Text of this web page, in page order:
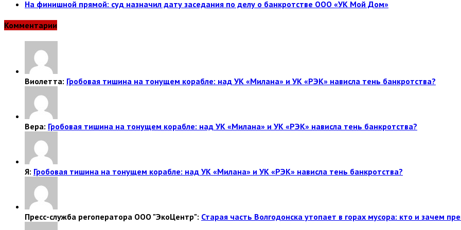
На финишной прямой: суд назначил дату заседания по делу о банкротстве ООО «УК Мой Дом»
Комментарии
Виолетта: Гробовая тишина на тонущем корабле: над УК «Милана» и УК «РЭК» нависла тень банкротства?
Вера: Гробовая тишина на тонущем корабле: над УК «Милана» и УК «РЭК» нависла тень банкротства?
Я: Гробовая тишина на тонущем корабле: над УК «Милана» и УК «РЭК» нависла тень банкротства?
Пресс-служба регоператора ООО "ЭкоЦентр": Старая часть Волгодонска утопает в горах мусора: кто и зачем